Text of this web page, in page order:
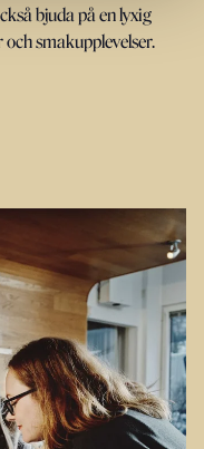
bjuda på en lyxig
smakupplevelser.